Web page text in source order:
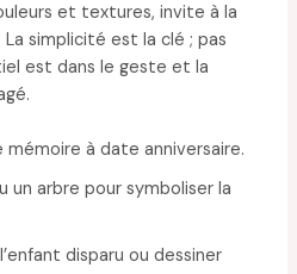
et textures, invite à la
simplicité est la clé ; pas
est dans le geste et la
mémoire à date anniversaire.
un arbre pour symboliser la
disparu ou dessiner